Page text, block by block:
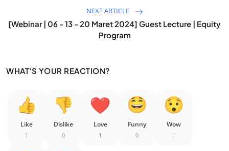
NEXT ARTICLE
[Webinar | 06 - 13 - 20 Maret 2024] Guest Lecture | Equity
Program
WHAT'S YOUR REACTION?
Like
1
Dislike
0
Love
1
Funny
0
Wow
1